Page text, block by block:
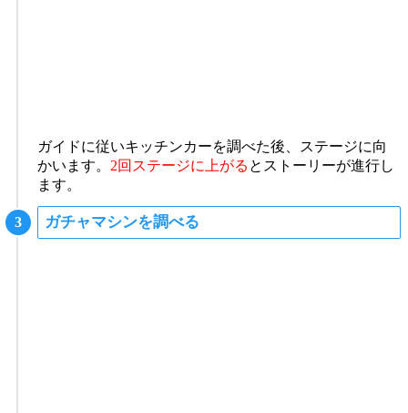
ガイドに従いキッチンカーを調べた後、ステージに向
かいます。 2回ステージに上がる とストーリーが進行し
ます。
ガチャマシンを調べる